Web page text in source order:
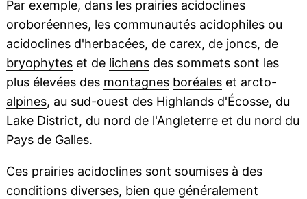
Par exemple, dans les prairies acidoclines
oroboréennes, les communautés acidophiles ou
acidoclines d'herbacées, de carex, de joncs, de
bryophyteset de lichensdes sommets sont les
plus élevées des montagnes boréaleset arcto-
alpines, au sud-ouest des Highlands d'Écosse, du
Lake District, du nord de l'Angleterre et du nord du
Pays de Galles.
Ces prairies acidoclines sont soumises à des
conditions diverses, bien que généralement